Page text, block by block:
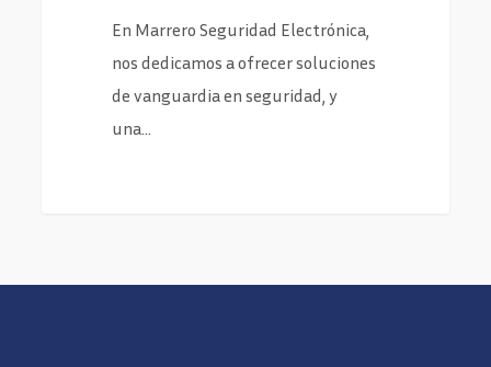
En Marrero Seguridad Electrónica,
nos dedicamos a ofrecer soluciones
de vanguardia en seguridad, y
una…